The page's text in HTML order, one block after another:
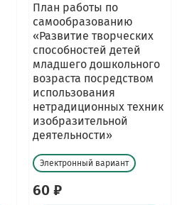
План работы по
самообразованию
«Развитие творческих
способностей детей
младшего дошкольного
возраста посредством
использования
нетрадиционных техник
изобразительной
деятельности»
Электронный вариант
60 ₽